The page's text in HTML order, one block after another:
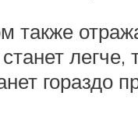
также
гораздо